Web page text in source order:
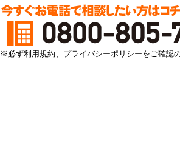
※必ず利用規約、プライバシーポリシーをご確認